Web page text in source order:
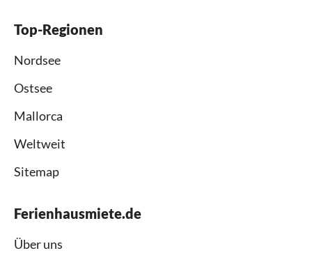
Top-Regionen
Nordsee
Ostsee
Mallorca
Weltweit
Sitemap
Ferienhausmiete.de
Über uns